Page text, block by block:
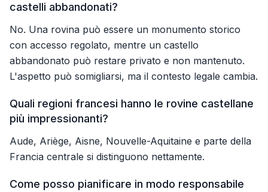
castelli abbandonati?
No. Una rovina può essere un monumento storico
con accesso regolato, mentre un castello
abbandonato può restare privato e non mantenuto.
L'aspetto può somigliarsi, ma il contesto legale cambia.
Quali regioni francesi hanno le rovine castellane
più impressionanti?
Aude, Ariège, Aisne, Nouvelle-Aquitaine e parte della
Francia centrale si distinguono nettamente.
Come posso pianificare in modo responsabile